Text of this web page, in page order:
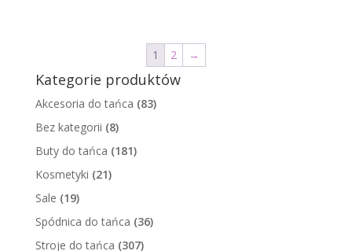
1 2 →
Kategorie produktów
Akcesoria do tańca (83)
Bez kategorii (8)
Buty do tańca (181)
Kosmetyki (21)
Sale (19)
Spódnica do tańca (36)
Stroje do tańca (307)